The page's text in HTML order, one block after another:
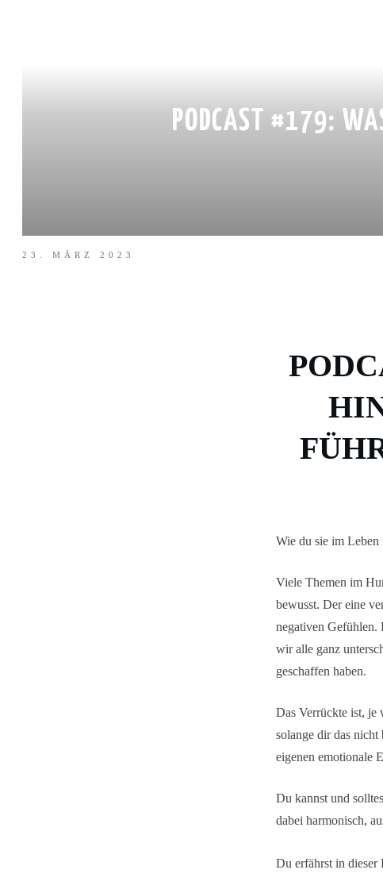
PODCAST #179:
23. MÄRZ 2023
Wie du sie im Leben
Viele Themen im
bewusst. Der eine
negativen Gefühlen.
wir alle ganz
geschaffen haben.
Das Verrückte ist, je
solange dir das
eigenen emotionale
Du kannst und
dabei harmonisch,
Du erfährst in dieser